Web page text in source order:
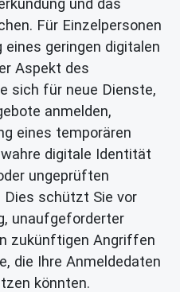
Für Einzelpersonen
geringen digitalen
Aspekt des
sich für neue Dienste,
anmelden,
eines temporären
digitale Identität
ungeprüften
schützt Sie vor
unaufgeforderter
zukünftigen Angriffen
die Ihre Anmeldedaten
könnten.